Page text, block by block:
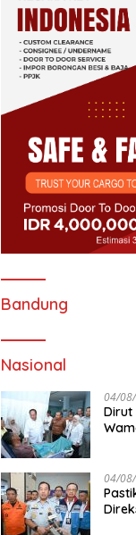
Bandung
Nasional
04/
Dirut
04/